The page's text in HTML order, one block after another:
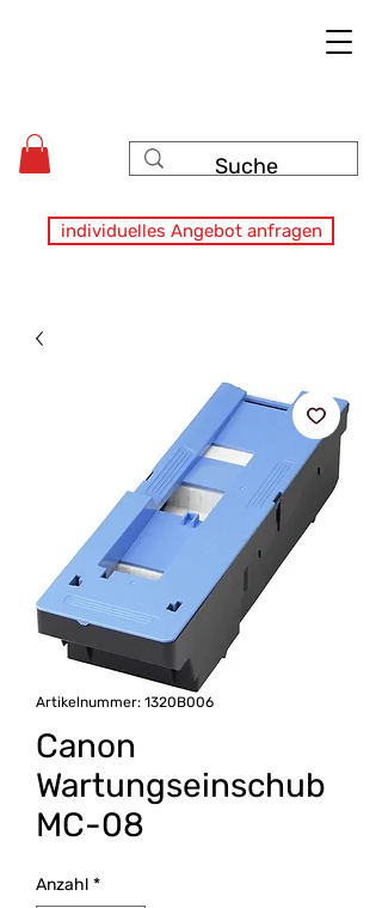
individuelles Angebot anfragen
Artikelnummer: 1320B006
Canon
Wartungseinschub
MC-08
Anzahl *